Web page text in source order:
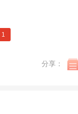
1
分享：